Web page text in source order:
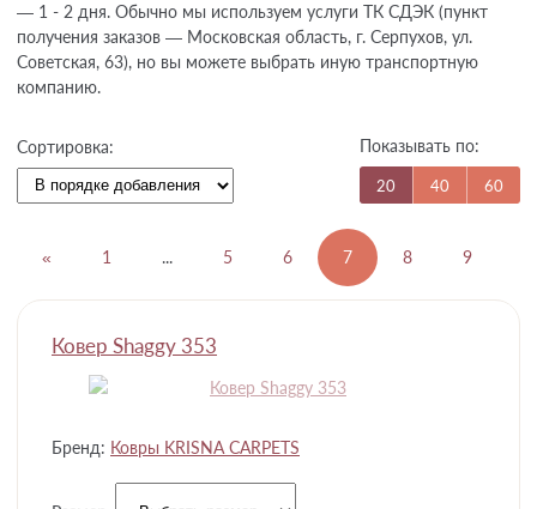
— 1 - 2 дня. Обычно мы используем услуги ТК СДЭК (пункт
получения заказов — Московская область, г. Серпухов, ул.
Советская, 63), но вы можете выбрать иную транспортную
компанию.
Сортировка: Показывать по:
20 40 60
« 1 ... 5 6 7 8 9
Ковер Shaggy 353
Бренд: Ковры KRISNA CARPETS